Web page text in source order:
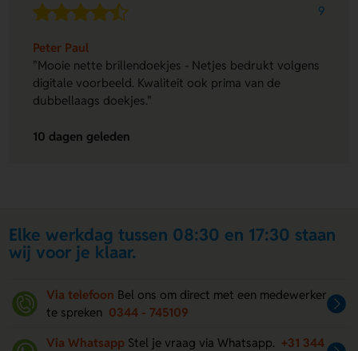
9
Peter Paul
"Mooie nette brillendoekjes - Netjes bedrukt volgens
digitale voorbeeld. Kwaliteit ook prima van de
dubbellaags doekjes."
10 dagen geleden
Elke werkdag tussen 08:30 en 17:30 staan
wij voor je klaar.
Via telefoon Bel ons om direct met een medewerker
te spreken 0344 - 745109
Via Whatsapp Stel je vraag via Whatsapp. +31 344